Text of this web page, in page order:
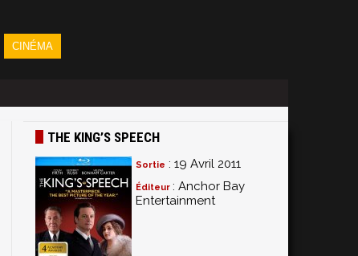
CINÉMA
THE KING’S SPEECH
Sortie : 19 Avril 2011
Éditeur : Anchor Bay
Entertainment